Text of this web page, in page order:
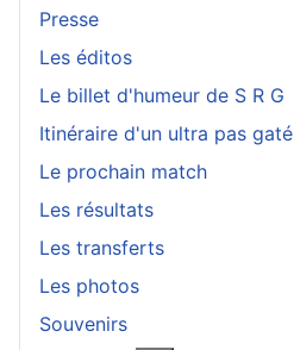
Presse
Les éditos
Le billet d'humeur de S R G
Itinéraire d'un ultra pas gaté
Le prochain match
Les résultats
Les transferts
Les photos
Souvenirs